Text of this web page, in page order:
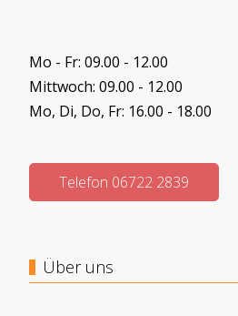
Mo - Fr: 09.00 - 12.00
Mittwoch: 09.00 - 12.00
Mo, Di, Do, Fr: 16.00 - 18.00
Telefon 06722 2839
Über uns